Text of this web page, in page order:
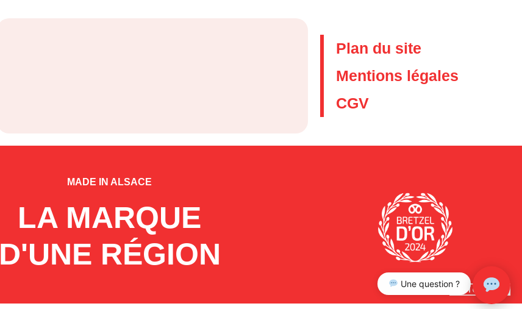
Plan du site
Mentions légales
CGV
MADE IN ALSACE
LA MARQUE
D'UNE RÉGION
Une question ?